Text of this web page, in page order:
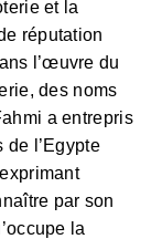
et la
réputation
l’œuvre du
des noms
a entrepris
de l’Egypte
par son
la